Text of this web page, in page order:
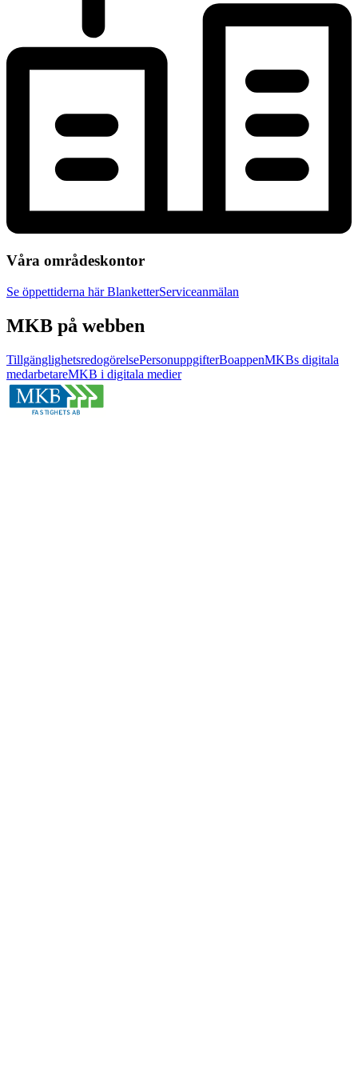
Våra områdeskontor
Se öppettiderna härBlanketterServiceanmälan
MKB på webben
TillgänglighetsredogörelsePersonuppgifterBoappenMKBs digitala
medarbetareMKB i digitala medier